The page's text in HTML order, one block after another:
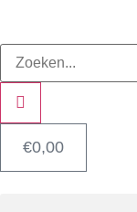
€0,00